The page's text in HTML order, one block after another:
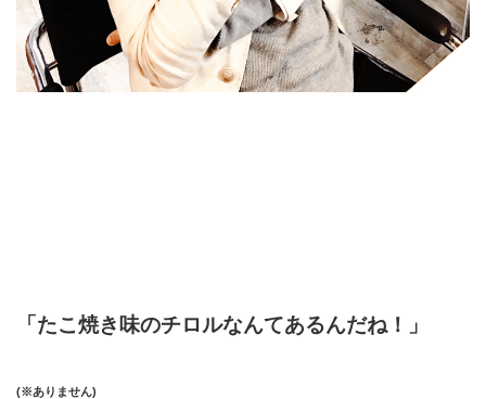
「たこ焼き味のチロルなんてあるんだね！」
(※ありません)